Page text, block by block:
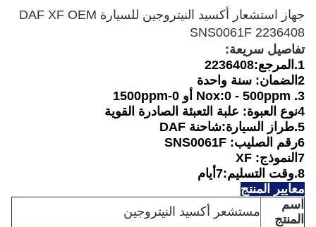
جهاز استشعار أكسيد النيتروجين للسيارة DAF XF OEM
SNS0061F 2236408
تفاصيل سريعة:
1. المرجع:2236408
2الضمان: سنة واحدة
3. Nox:0 - 500ppm أو 0-1500ppm
4نوع العبوة: علبة التعبئة الصادرة القوية
5. طراز السيارة:شاحنة DAF
6رقم الصليب: SNS0061F
7النموذج: XF
8. وقت التسليم:7
أيام
معايير المنتج
اسم
المنتج
مستشعر أكسيد النيتروجين